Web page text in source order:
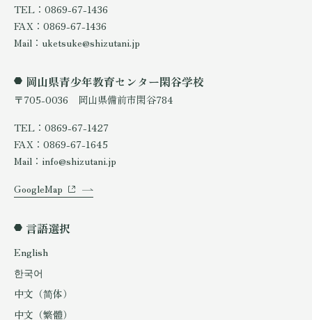
TEL：0869-67-1436
FAX：0869-67-1436
Mail：uketsuke@shizutani.jp
岡山県青少年教育センター閑谷学校
〒705-0036 岡山県備前市閑谷784
TEL：0869-67-1427
FAX：0869-67-1645
Mail：info@shizutani.jp
GoogleMap
言語選択
English
한국어
中文（简体）
中文（繁體）